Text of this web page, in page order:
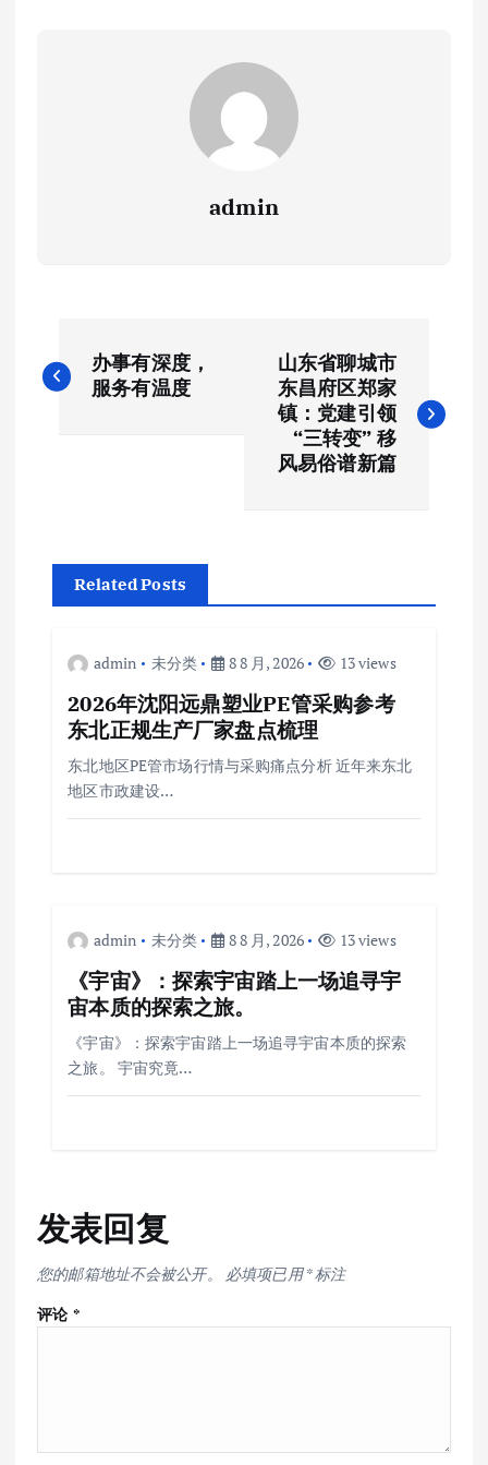
admin
章
办事有深度，
服务有温度
山东省聊城市
东昌府区郑家
镇：党建引领
“三转变” 移
风易俗谱新篇
Related Posts
admin 未分类 8 8 月, 2026 13 views
2026年沈阳远鼎塑业PE管采购参考
东北正规生产厂家盘点梳理
东北地区PE管市场行情与采购痛点分析 近年来东北
地区市政建设…
admin 未分类 8 8 月, 2026 13 views
《宇宙》：探索宇宙踏上一场追寻宇
宙本质的探索之旅。
《宇宙》：探索宇宙踏上一场追寻宇宙本质的探索
之旅。 宇宙究竟…
发表回复
您的邮箱地址不会被公开。 必填项已用*标注
评论 *